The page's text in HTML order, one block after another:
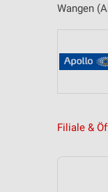
Wangen
Filiale &